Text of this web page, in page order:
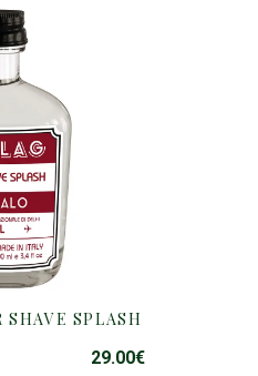
SHAVE SPLASH
29.00€